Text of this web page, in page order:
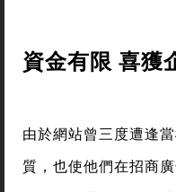
資金有限 喜獲
由於網站曾三度遭逢
質，也使他們在招商